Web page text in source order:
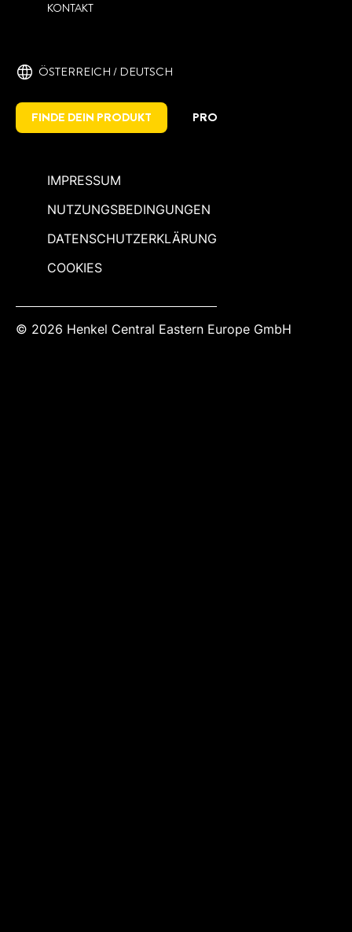
KONTAKT
ÖSTERREICH / DEUTSCH
FINDE DEIN PRODUKT PRO
IMPRESSUM
NUTZUNGSBEDINGUNGEN
DATENSCHUTZERKLÄRUNG
COOKIES
© 2026 Henkel Central Eastern Europe GmbH